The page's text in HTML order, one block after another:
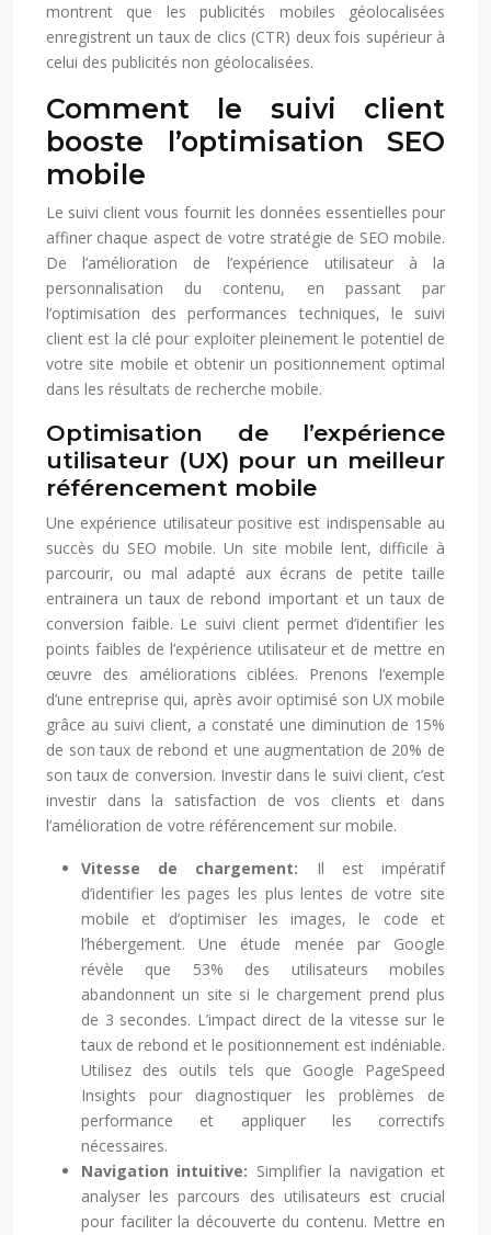
montrent que les publicités mobiles géolocalisées
enregistrent un taux de clics (CTR) deux fois supérieur à
celui des publicités non géolocalisées.
Comment le suivi client
booste l’optimisation SEO
mobile
Le suivi client vous fournit les données essentielles pour
affiner chaque aspect de votre stratégie de SEO mobile.
De l’amélioration de l’expérience utilisateur à la
personnalisation du contenu, en passant par
l’optimisation des performances techniques, le suivi
client est la clé pour exploiter pleinement le potentiel de
votre site mobile et obtenir un positionnement optimal
dans les résultats de recherche mobile.
Optimisation de l’expérience
utilisateur (UX) pour un meilleur
référencement mobile
Une expérience utilisateur positive est indispensable au
succès du SEO mobile. Un site mobile lent, difficile à
parcourir, ou mal adapté aux écrans de petite taille
entrainera un taux de rebond important et un taux de
conversion faible. Le suivi client permet d’identifier les
points faibles de l’expérience utilisateur et de mettre en
œuvre des améliorations ciblées. Prenons l’exemple
d’une entreprise qui, après avoir optimisé son UX mobile
grâce au suivi client, a constaté une diminution de 15%
de son taux de rebond et une augmentation de 20% de
son taux de conversion. Investir dans le suivi client, c’est
investir dans la satisfaction de vos clients et dans
l’amélioration de votre référencement sur mobile.
Vitesse de chargement: Il est impératif
d’identifier les pages les plus lentes de votre site
mobile et d’optimiser les images, le code et
l’hébergement. Une étude menée par Google
révèle que 53% des utilisateurs mobiles
abandonnent un site si le chargement prend plus
de 3 secondes. L’impact direct de la vitesse sur le
taux de rebond et le positionnement est indéniable.
Utilisez des outils tels que Google PageSpeed
Insights pour diagnostiquer les problèmes de
performance et appliquer les correctifs
nécessaires.
Navigation intuitive: Simplifier la navigation et
analyser les parcours des utilisateurs est crucial
pour faciliter la découverte du contenu. Mettre en